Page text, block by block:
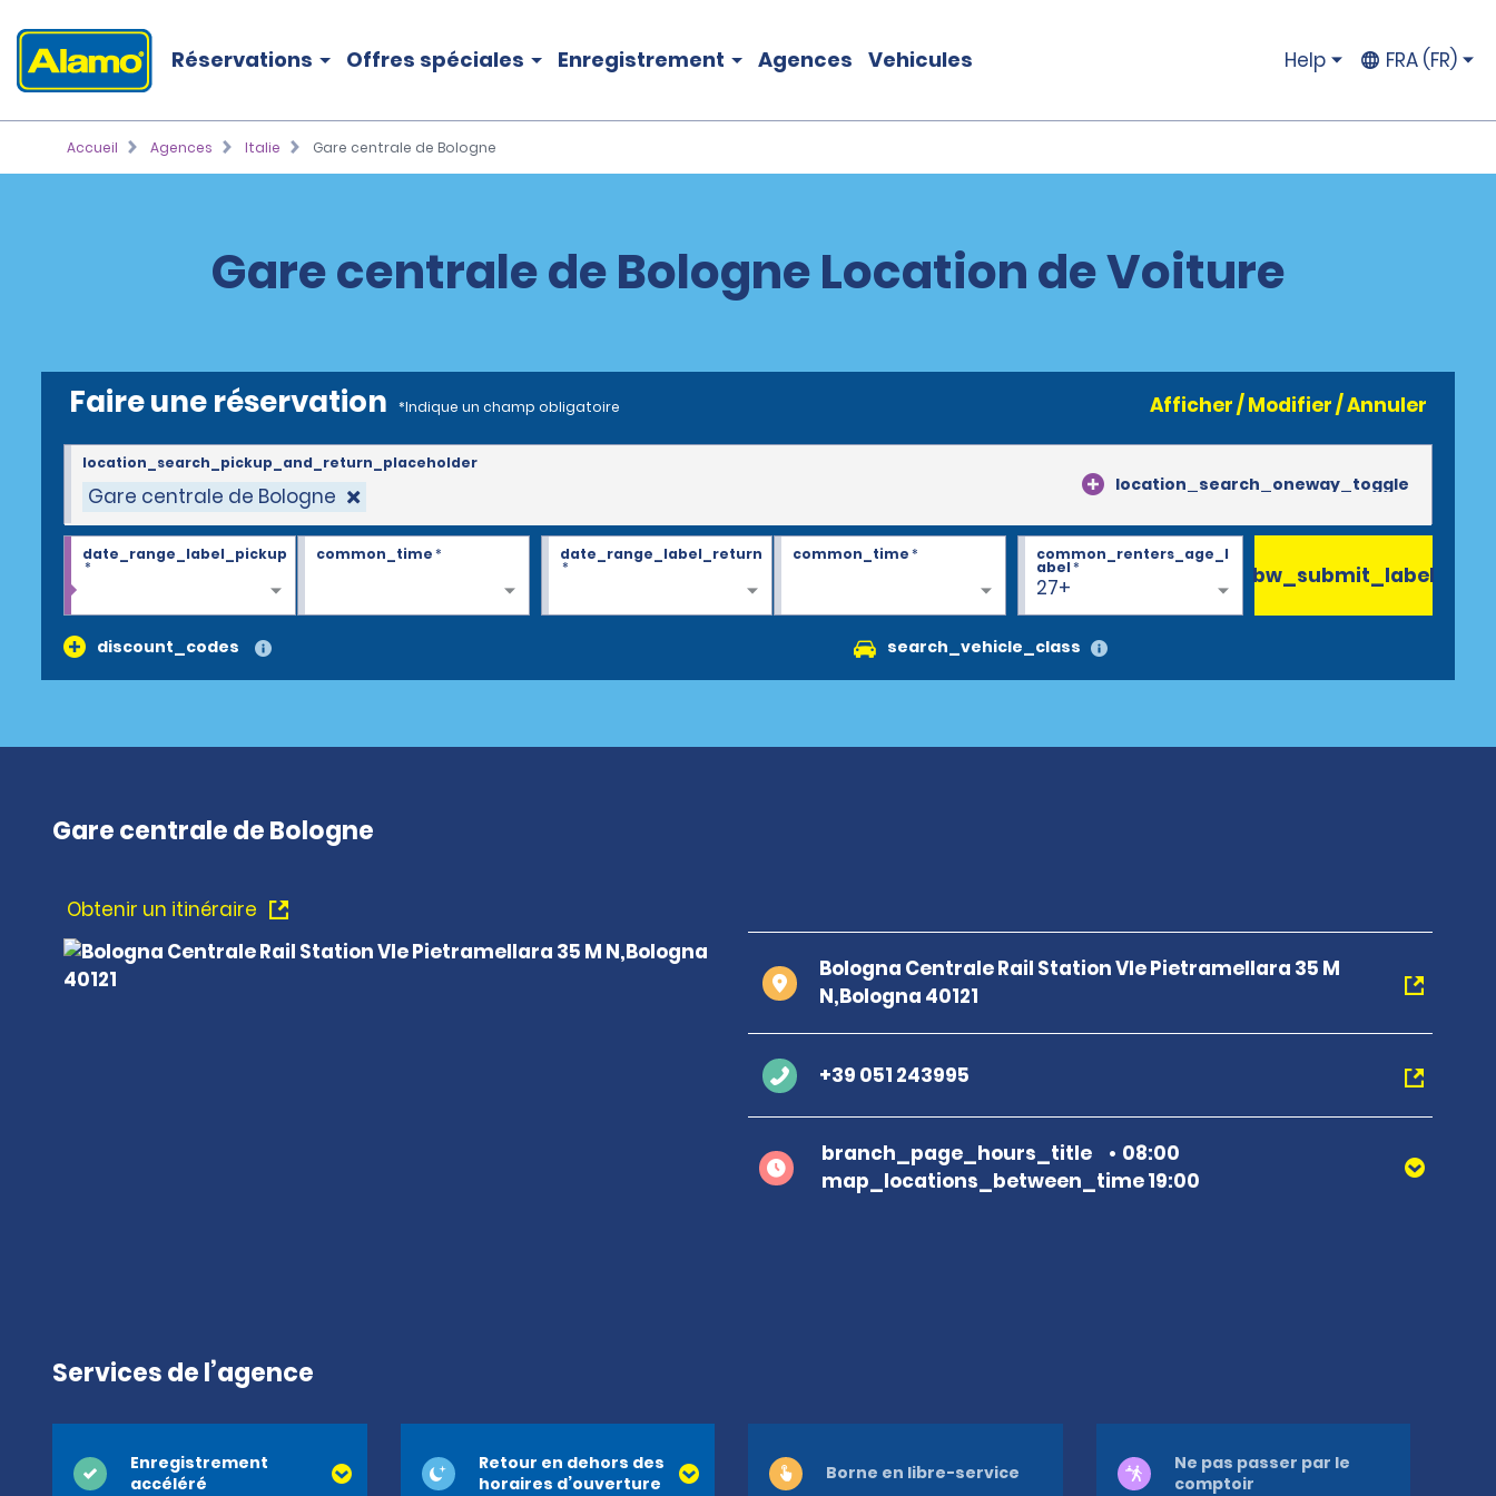
Réservations Offres spéciales Enregistrement Agences Vehicules Help FRA (FR)
Accueil Agences Italie Gare centrale de Bologne
Gare centrale de Bologne Location de Voiture
Faire une réservation *Indique un champ obligatoire Afficher / Modifier / Annuler
Gare centrale de Bologne location_search_oneway_toggle
location_search_pickup_and_return_placeholder
date_range_label_pickup
*
common_time* date_range_label_return
*
common_time*
27+
common_renters_age_l
abel*
discount_codes search_vehicle_class
bw_submit_label
Gare centrale de Bologne
Obtenir un itinéraire
Bologna Centrale Rail Station Vle Pietramellara 35 M
N,Bologna 40121
+39 051 243995
branch_page_hours_title
08:00
map_locations_between_time 19:00
Services de l’agence
Enregistrement
accéléré
Retour en dehors des
horaires d’ouverture
Borne en libre-service
Ne pas passer par le
comptoir